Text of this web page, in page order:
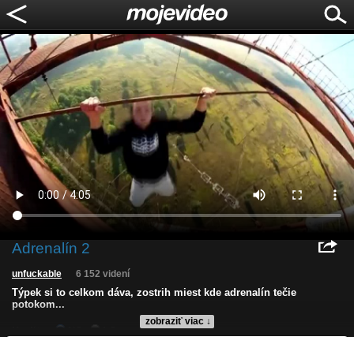
Adrenalín 2
zobraziť viac ↓
unfuckable 6 152 videní
Týpek si to celkom dáva, zostrih miest kde adrenalín tečie
potokom...